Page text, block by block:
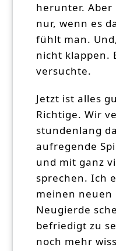
herunter.
nur, wenn es
fühlt man.
nicht klappen.
versuchte.
Jetzt ist alles
Richtige. Wir
stundenlang
aufregende
und mit ganz
sprechen. Ich
meinen neuen
Neugierde
befriedigt zu
noch mehr